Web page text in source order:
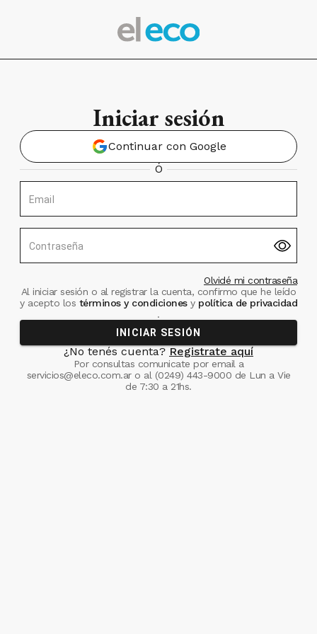
Iniciar sesión
Continuar con Google
Ó
Email
Contraseña
Olvidé mi contraseña
Al iniciar sesión o al registrar la cuenta, confirmo que he leído
y acepto los términos y condiciones ypolítica de privacidad
.
INICIAR SESIÓN
¿No tenés cuenta? Registrate aquí
Por consultas comunicate por email a
servicios@eleco.com.aro al (0249) 443-9000 de Lun a Vie
de 7:30 a 21hs.